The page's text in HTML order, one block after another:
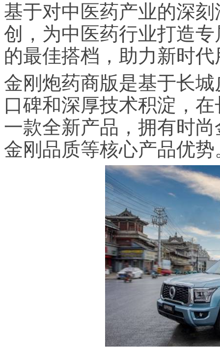
基于对中医药产业的深
创，为中医药行业打造
的最佳搭档，助力新时
金刚炮药商版是基于长
口碑和深厚技术积淀，
一款全新产品，拥有时
金刚品质等核心产品优势